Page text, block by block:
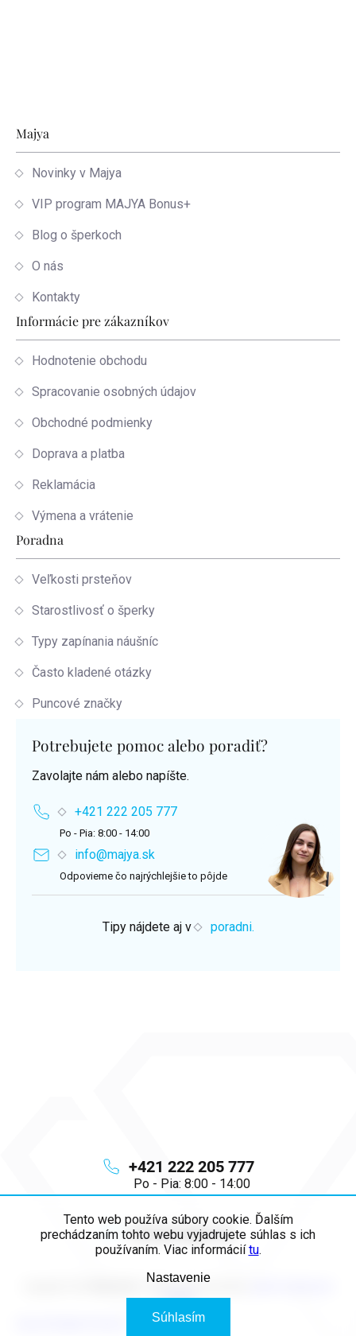
Tento web používa súbory cookie. Ďalším
prechádzaním tohto webu vyjadrujete súhlas s ich
používaním. Viac informáciítu.
Nastavenie
Súhlasím
Zápätie
info@majya.sk
+421 222 205 777
Po - Pia: 8:00 - 14:00
Majya
Novinky v Majya
VIP program MAJYA Bonus+
Blog o šperkoch
O nás
Kontakty
Informácie pre zákazníkov
Hodnotenie obchodu
Spracovanie osobných údajov
Obchodné podmienky
Doprava a platba
Reklamácia
Výmena a vrátenie
Poradna
Veľkosti prsteňov
Starostlivosť o šperky
Typy zapínania náušníc
Často kladené otázky
Puncové značky
Potrebujete pomoc alebo poradiť?
Zavolajte nám alebo napíšte.
+421 222 205 777
Po - Pia: 8:00 - 14:00
info@majya.sk
Odpovieme čo najrýchlejšie to pôjde
Tipy nájdete aj v poradni.
cookies